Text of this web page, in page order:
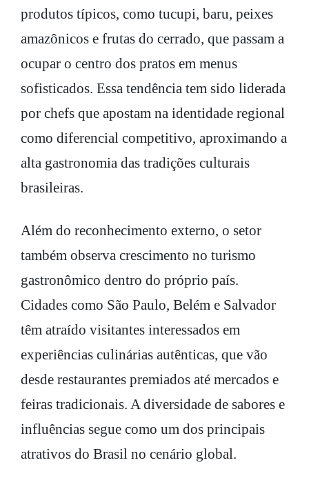
produtos típicos, como tucupi, baru, peixes
amazônicos e frutas do cerrado, que passam a
ocupar o centro dos pratos em menus
sofisticados. Essa tendência tem sido liderada
por chefs que apostam na identidade regional
como diferencial competitivo, aproximando a
alta gastronomia das tradições culturais
brasileiras.
Além do reconhecimento externo, o setor
também observa crescimento no turismo
gastronômico dentro do próprio país.
Cidades como São Paulo, Belém e Salvador
têm atraído visitantes interessados em
experiências culinárias autênticas, que vão
desde restaurantes premiados até mercados e
feiras tradicionais. A diversidade de sabores e
influências segue como um dos principais
atrativos do Brasil no cenário global.